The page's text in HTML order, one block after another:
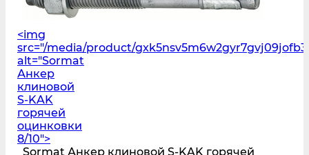
<img
src="/media/product/
alt="Sormat
Анкер
клиновой
S‑KAK
горячей
оцинковки
8/10">
Sormat Анкер клиновой S‑KAK горячей